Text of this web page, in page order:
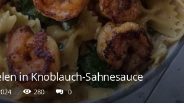
in Knoblauch-Sahnesauce
280 0